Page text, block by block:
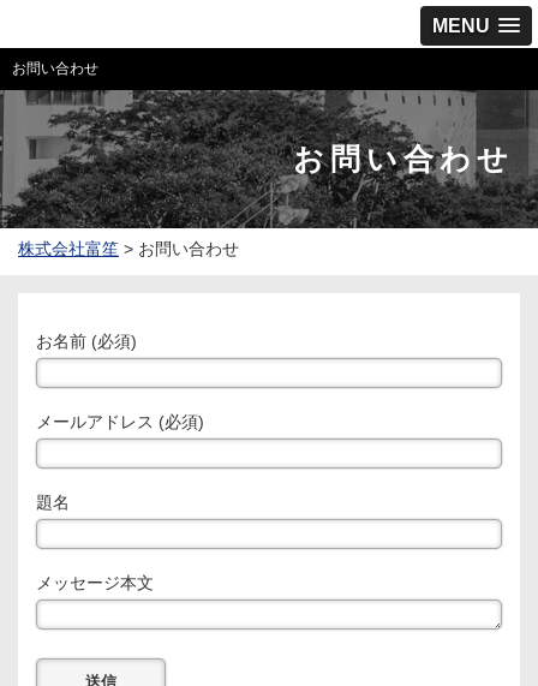
MENU
お問い合わせ
お問い合わせ
株式会社富笙 > お問い合わせ
お名前 (必須)
メールアドレス (必須)
題名
メッセージ本文